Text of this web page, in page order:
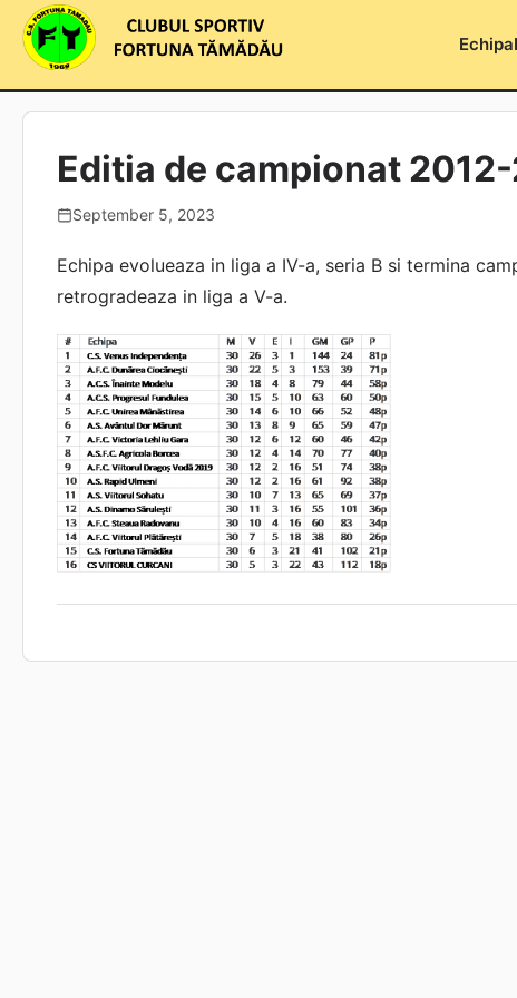
Skip
content
Echipa
Editia de campionat
September 5, 2023
Echipa evolueaza in liga a IV-a, seria B si termina
retrogradeaza in liga a V-a.